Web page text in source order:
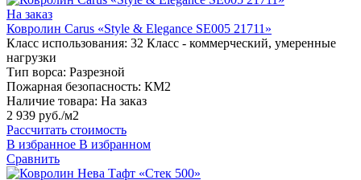
На заказ
Ковролин Carus «Style & Elegance SE005 21711»
Класс использования: 32 Класс - коммерческий, умеренные
нагрузки
Тип ворса: Разрезной
Пожарная безопасность: КМ2
Наличие товара: На заказ
2 939 руб./м2
Рассчитать стоимость
В избранное В избранном
Сравнить